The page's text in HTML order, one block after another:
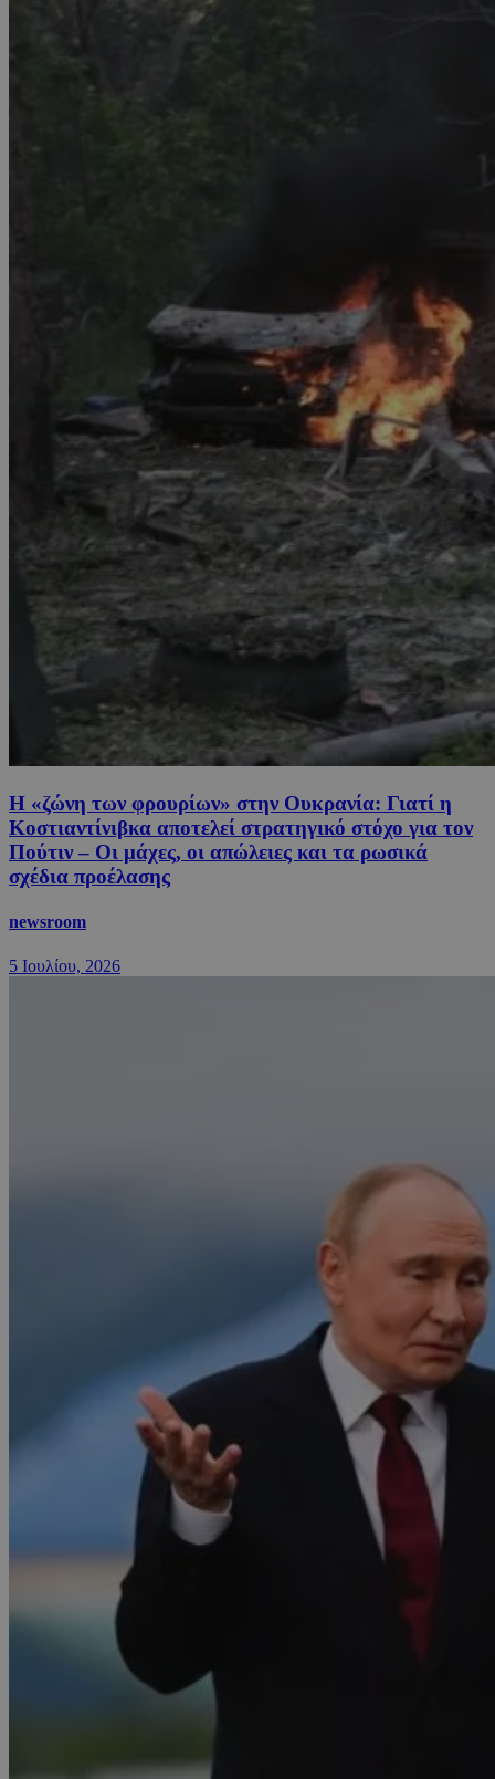
Η «ζώνη των φρουρίων» στην Ουκρανία: Γιατί η
Κοστιαντίνιβκα αποτελεί στρατηγικό στόχο για τον
Πούτιν – Οι μάχες, οι απώλειες και τα ρωσικά
σχέδια προέλασης
newsroom
5 Ιουλίου, 2026